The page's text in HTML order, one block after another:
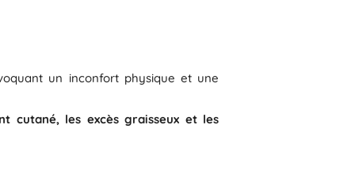
un inconfort physique et une
cutané, les excès graisseux et les